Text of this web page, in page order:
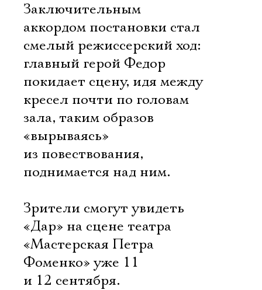
Заключительным
аккордом постановки стал
смелый режиссерский ход:
главный герой Федор
покидает сцену, идя между
кресел почти по головам
зала, таким образов
«вырываясь»
из повествования,
поднимается над ним.
Зрители смогут увидеть
«Дар» на сцене театра
«Мастерская Петра
Фоменко» уже 11
и 12 сентября.